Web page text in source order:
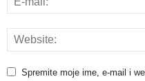
Spremite moje ime, e-mail i